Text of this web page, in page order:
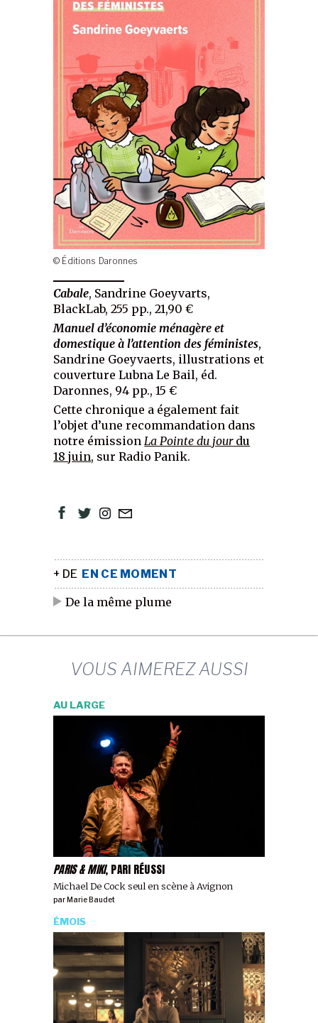
© Éditions Daronnes
Cabale, Sandrine Goeyvarts,
BlackLab, 255 pp., 21,90 €
Manuel d’économie ménagère et
domestique à l’attention des féministes,
Sandrine Goeyvaerts, illustrations et
couverture Lubna Le Bail, éd.
Daronnes, 94 pp., 15 €
Cette chronique a également fait
l’objet d’une recommandation dans
notre émissionLa Pointe du jourdu
18 juin, sur Radio Panik.
+ DE EN CE MOMENT
De la même plume
VOUS AIMEREZ AUSSI
PARIS & MIKI, PARI RÉUSSI
Michael De Cock seul en scène à Avignon
AU LARGE
parMarie Baudet
ÉMOIS